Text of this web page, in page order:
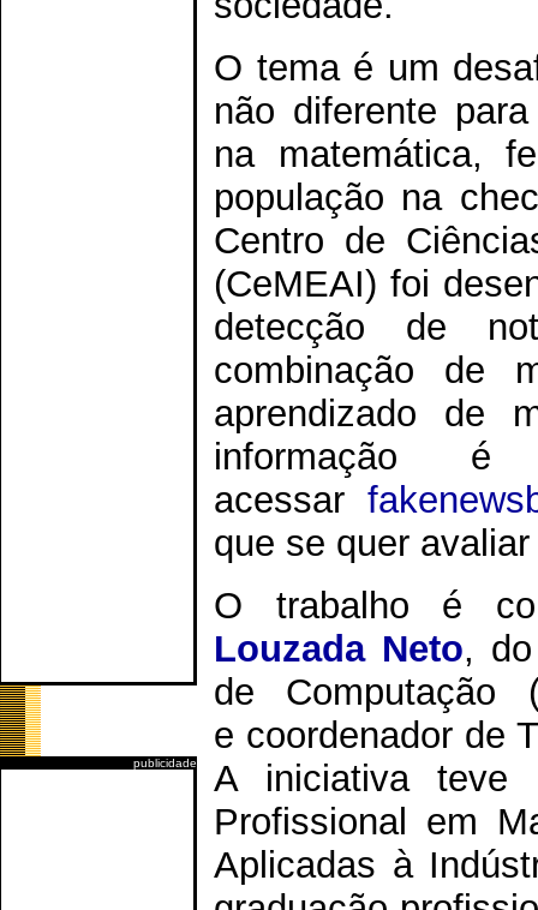
publicidade
O tema é um
não diferente
na matemática,
população na
Centro de
(CeMEAI) foi
detecção de
combinação de
aprendizado de
informação
acessar
que se quer
O trabalho é
Louzada Neto,
de
e coordenador de
A iniciativa teve
Profissional em
Aplicadas à